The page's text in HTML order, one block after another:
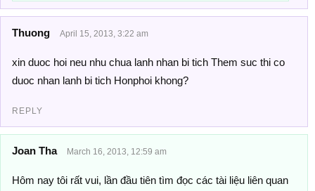
Thuong April 15, 2013, 3:22 am
xin duoc hoi neu nhu chua lanh nhan bi tich Them suc thi co
duoc nhan lanh bi tich Honphoi khong?
REPLY
Joan Tha March 16, 2013, 12:59 am
Hôm nay tôi rất vui, lần đầu tiên tìm đọc các tài liệu liên quan